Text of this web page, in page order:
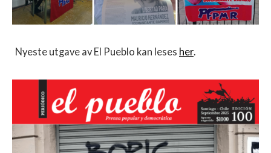
Nyeste utgave av El Pueblo kan leses her.